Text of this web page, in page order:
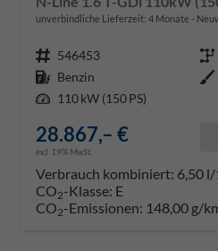
unverbindliche Lieferzeit: 4 Monate
Fahrzeugnr. 546453 Getriebe
Kraftstoff Benzin Außenfarbe
Leistung 110 kW (150 PS)
28.867,– €
incl. 19% MwSt.
Verbrauch kombiniert: 6,50
CO2-Klasse: E
CO2-Emissionen: 148,00 g/